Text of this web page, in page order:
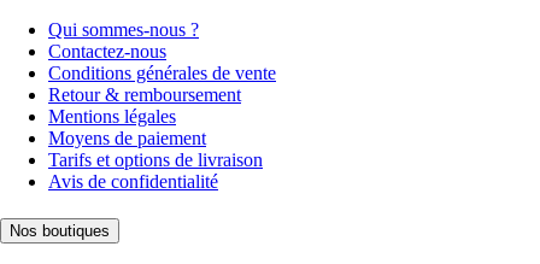
Qui sommes-nous ?
Contactez-nous
Conditions générales de vente
Retour & remboursement
Mentions légales
Moyens de paiement
Tarifs et options de livraison
Avis de confidentialité
Nos boutiques